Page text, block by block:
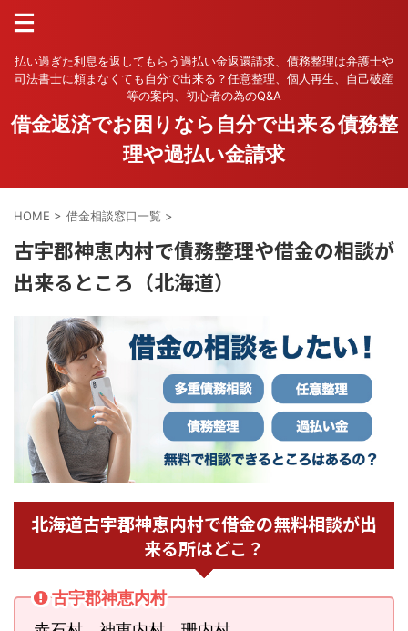
払い過ぎた利息を返してもらう過払い金返還請求、債務整理は弁護士や
司法書士に頼まなくても自分で出来る？任意整理、個人再生、自己破産
等の案内、初心者の為のQ&A
借金返済でお困りなら自分で出来る債務整
理や過払い金請求
HOME > 借金相談窓口一覧 >
古宇郡神恵内村で債務整理や借金の相談が
出来るところ（北海道）
北海道古宇郡神恵内村で借金の無料相談が出
来る所はどこ？
古宇郡神恵内村